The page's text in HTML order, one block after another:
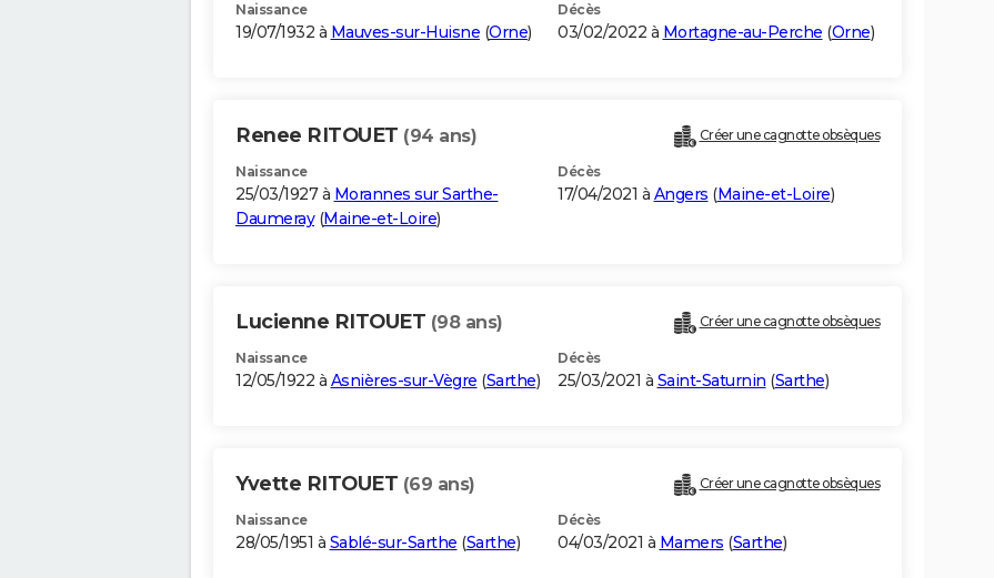
Naissance
19/07/1932 à Mauves-sur-Huisne (Orne)
Décès
03/02/2022 à Mortagne-au-Perche (Orne)
Renee RITOUET (94 ans) Créer une cagnotte obsèques
Naissance
25/03/1927 à Morannes sur Sarthe-
Daumeray(Maine-et-Loire)
Décès
17/04/2021 à Angers (Maine-et-Loire)
Lucienne RITOUET (98 ans) Créer une cagnotte obsèques
Naissance
12/05/1922 à Asnières-sur-Vègre (Sarthe)
Décès
25/03/2021 à Saint-Saturnin (Sarthe)
Yvette RITOUET (69 ans) Créer une cagnotte obsèques
Naissance
28/05/1951 à Sablé-sur-Sarthe (Sarthe)
Décès
04/03/2021 à Mamers (Sarthe)